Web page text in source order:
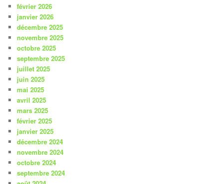
février 2026
janvier 2026
décembre 2025
novembre 2025
octobre 2025
septembre 2025
juillet 2025
juin 2025
mai 2025
avril 2025
mars 2025
février 2025
janvier 2025
décembre 2024
novembre 2024
octobre 2024
septembre 2024